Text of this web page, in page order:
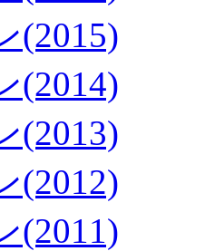
(2015)
(2014)
(2013)
(2012)
(2011)